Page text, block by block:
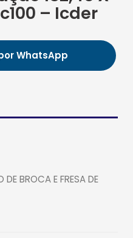
– Icder
WhatsApp
DE BROCA E FRESA DE